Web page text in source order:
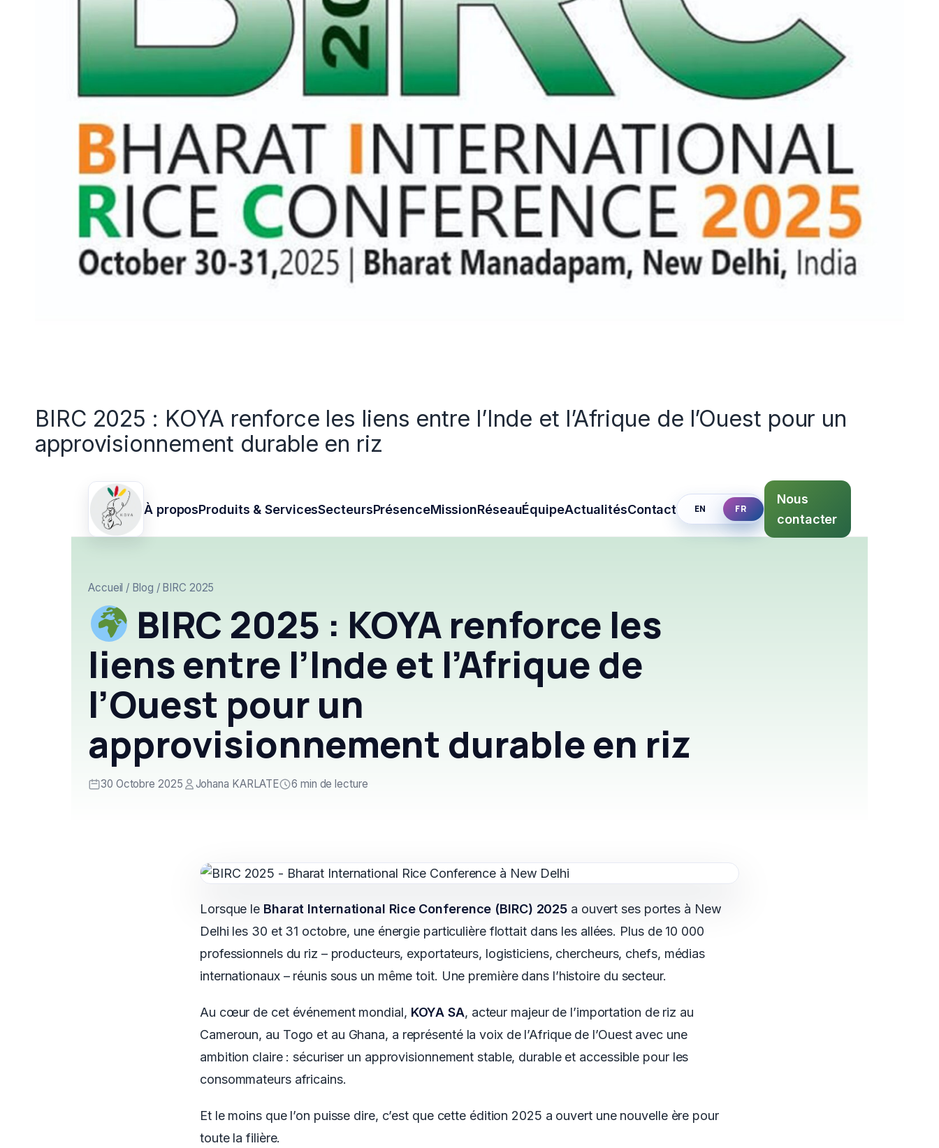
BIRC 2025 : KOYA renforce les liens entre l’Inde et l’Afrique de l’Ouest pour un
approvisionnement durable en riz
À proposProduits & ServicesSecteursPrésenceMissionRéseauÉquipeActualitésContact EN FR
Nous
contacter
Accueil / Blog / BIRC 2025
BIRC 2025 : KOYA renforce les
liens entre l’Inde et l’Afrique de
l’Ouest pour un
approvisionnement durable en riz
30 Octobre 2025 Johana KARLATE 6 min de lecture
Lorsque le Bharat International Rice Conference (BIRC) 2025 a ouvert ses portes à New
Delhi les 30 et 31 octobre, une énergie particulière flottait dans les allées. Plus de 10 000
professionnels du riz – producteurs, exportateurs, logisticiens, chercheurs, chefs, médias
internationaux – réunis sous un même toit. Une première dans l’histoire du secteur.
Au cœur de cet événement mondial, KOYA SA, acteur majeur de l’importation de riz au
Cameroun, au Togo et au Ghana, a représenté la voix de l’Afrique de l’Ouest avec une
ambition claire : sécuriser un approvisionnement stable, durable et accessible pour les
consommateurs africains.
Et le moins que l’on puisse dire, c’est que cette édition 2025 a ouvert une nouvelle ère pour
toute la filière.